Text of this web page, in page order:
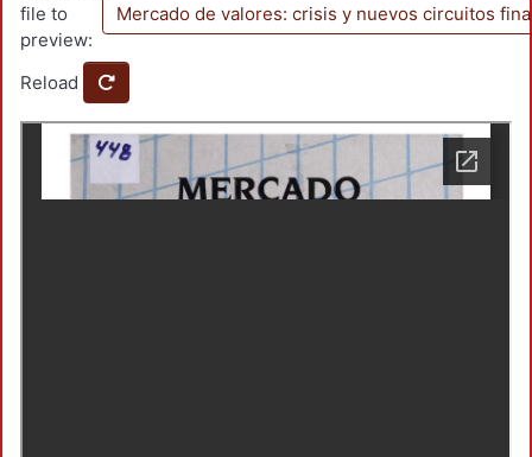
file to
preview:
Mercado de valores: crisis y nuevos circuitos
Reload